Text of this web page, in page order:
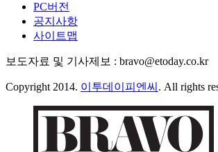
PC버전
공지사항
사이트맵
보도자료 및 기사제보 : bravo@etoday.co.kr
Copyright 2014. 이투데이피엔씨 . All rights